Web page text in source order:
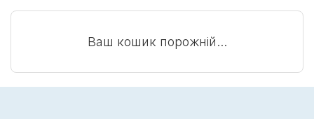
Ваш кошик порожній...